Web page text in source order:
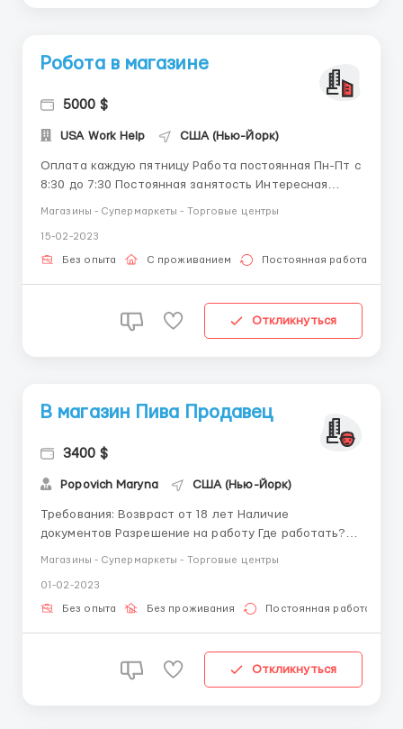
Робота в магазине
5000 $
USA Work Help США (Нью-Йорк)
Оплата каждую пятницу Работа постоянная Пн-Пт с
8:30 до 7:30 Постоянная занятость Интересная
Магазины - Супермаркеты - Торговые центры
15-02-2023
Без опыта С проживанием Постоянная работа
Откликнуться
В магазин Пива Продавец
3400 $
Popovich Maryna США (Нью-Йорк)
Требования: Возвраст от 18 лет Наличие
документов Разрешение на работу Где работать?
предоставляет магазин Обязанности - выкладка
товара, ротация продуктов, контроль сроков ...
Магазины - Супермаркеты - Торговые центры
01-02-2023
Без опыта Без проживания Постоянная работа
Откликнуться